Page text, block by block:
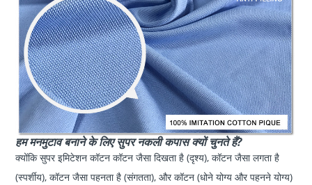
हम मनमुटाव बनाने के लिए सुपर नकली कपास क्यों चुनते हैं?
क्योंकि सुपर इमिटेशन कॉटन कॉटन जैसा दिखता है (दृश्य), कॉटन जैसा लगता है
(स्पर्शीय), कॉटन जैसा पहनता है (संगतता), और कॉटन (धोने योग्य और पहनने योग्य)